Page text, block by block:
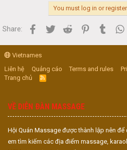
You must log in or
Share: Facebook
Twitter Reddit PinterestTumblr
Vietnames
Liên hệ
Quảng cáo Terms and rules
Trang chủ
R
S
VỀ DIỄN ĐÀN MASSAGE
Hội Quán Massage được thành lập nên để
em tìm kiếm các địa điểm massage,